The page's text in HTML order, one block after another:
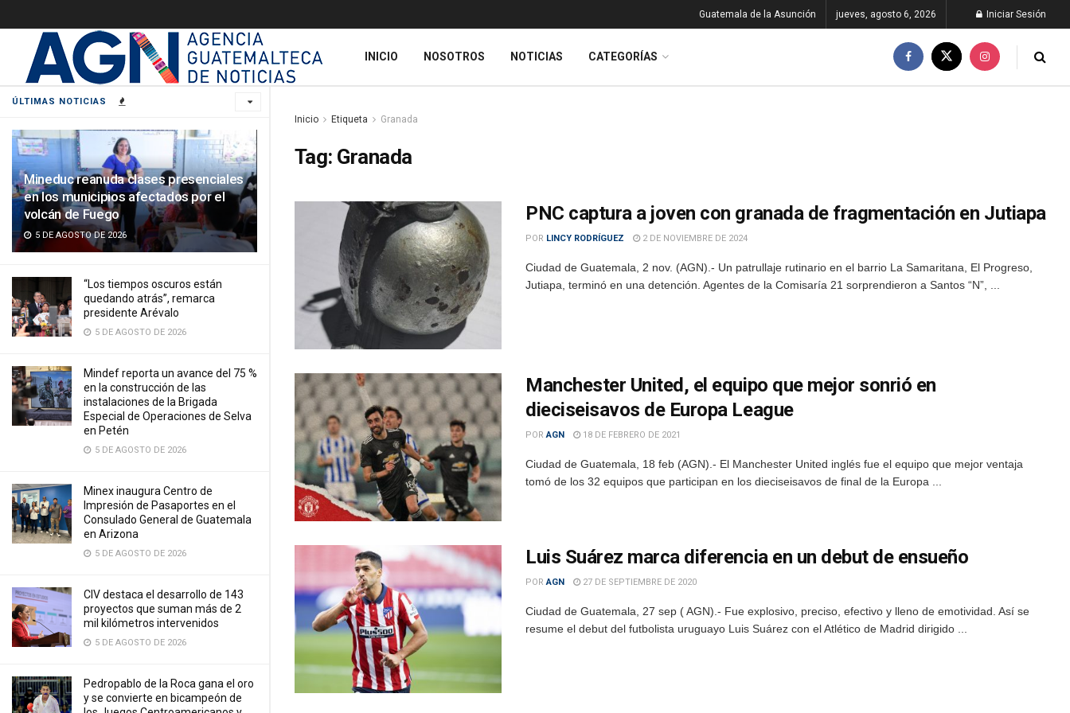
ÚLTIMAS NOTICIAS
Mineduc reanuda clases presenciales
en los municipios afectados por el
volcán de Fuego
5 DE AGOSTO DE 2026
“Los tiempos oscuros están
quedando atrás”, remarca
presidente Arévalo
5 DE AGOSTO DE 2026
Mindef reporta un avance del 75 %
en la construcción de las
instalaciones de la Brigada
Especial de Operaciones de Selva
en Petén
5 DE AGOSTO DE 2026
Minex inaugura Centro de
Impresión de Pasaportes en el
Consulado General de Guatemala
en Arizona
5 DE AGOSTO DE 2026
CIV destaca el desarrollo de 143
proyectos que suman más de 2
mil kilómetros intervenidos
5 DE AGOSTO DE 2026
Pedropablo de la Roca gana el oro
y se convierte en bicampeón de
Guatemala de la Asunción jueves, agosto 6, 2026 Iniciar Sesión
INICIO NOSOTROS NOTICIAS CATEGORÍAS
Inicio Etiqueta Granada
Tag: Granada
PNC captura a joven con granada de fragmentación en Jutiapa
POR LINCY RODRÍGUEZ 2 DE NOVIEMBRE DE 2024
Ciudad de Guatemala, 2 nov. (AGN).- Un patrullaje rutinario en el barrio La Samaritana, El Progreso,
Jutiapa, terminó en una detención. Agentes de la Comisaría 21 sorprendieron a Santos “N”, ...
Manchester United, el equipo que mejor sonrió en
dieciseisavos de Europa League
POR AGN 18 DE FEBRERO DE 2021
Ciudad de Guatemala, 18 feb (AGN).- El Manchester United inglés fue el equipo que mejor ventaja
tomó de los 32 equipos que participan en los dieciseisavos de final de la Europa ...
Luis Suárez marca diferencia en un debut de ensueño
POR AGN 27 DE SEPTIEMBRE DE 2020
Ciudad de Guatemala, 27 sep ( AGN).- Fue explosivo, preciso, efectivo y lleno de emotividad. Así se
resume el debut del futbolista uruguayo Luis Suárez con el Atlético de Madrid dirigido ...